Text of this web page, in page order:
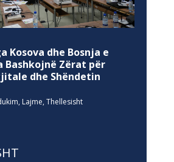
Kosova dhe Bosnja e
Bashkojnë Zërat për
dhe Shëndetin
, Lajme, Thellesisht